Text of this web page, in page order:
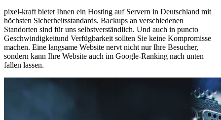
pixel-kraft bietet Ihnen ein Hosting auf Servern in Deutschland mit
höchsten Sicherheitsstandards. Backups an verschiedenen
Standorten sind für uns selbstverständlich. Und auch in puncto
Geschwindigkeitund Verfügbarkeit sollten Sie keine Kompromisse
machen. Eine langsame Website nervt nicht nur Ihre Besucher,
sondern kann Ihre Website auch im Google-Ranking nach unten
fallen lassen.